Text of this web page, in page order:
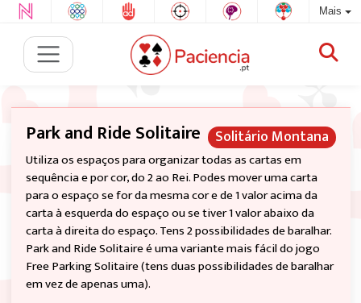
Mais
Solitário Montana
Park and Ride Solitaire
Utiliza os espaços para organizar todas as cartas em
sequência e por cor, do 2 ao Rei. Podes mover uma carta
para o espaço se for da mesma cor e de 1 valor acima da
carta à esquerda do espaço ou se tiver 1 valor abaixo da
carta à direita do espaço. Tens 2 possibilidades de baralhar.
Park and Ride Solitaire é uma variante mais fácil do jogo
Free Parking Solitaire (tens duas possibilidades de baralhar
em vez de apenas uma).